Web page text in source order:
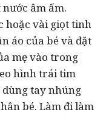
âm ấm.
hoặc vài giọt tinh
áo của bé và đặt
mẹ vào trong
hình trái tim
tay nhúng
bé. Làm đi làm